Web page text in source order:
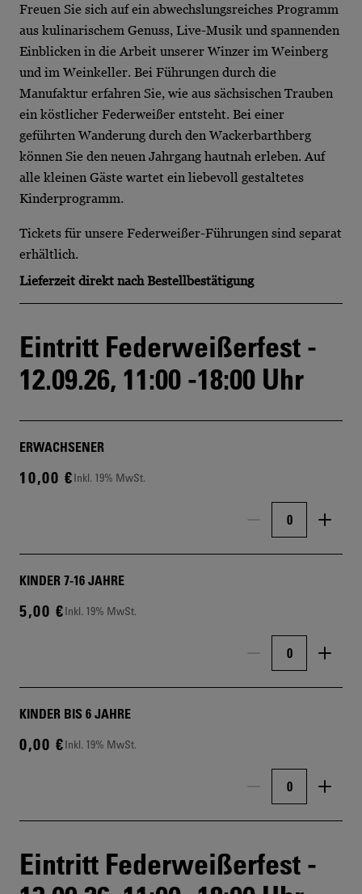
Freuen Sie sich auf ein abwechslungsreiches Programm
aus kulinarischem Genuss, Live-Musik und spannenden
Einblicken in die Arbeit unserer Winzer im Weinberg
und im Weinkeller. Bei Führungen durch die
Manufaktur erfahren Sie, wie aus sächsischen Trauben
ein köstlicher Federweißer entsteht. Bei einer
geführten Wanderung durch den Wackerbarthberg
können Sie den neuen Jahrgang hautnah erleben. Auf
alle kleinen Gäste wartet ein liebevoll gestaltetes
Kinderprogramm.
Tickets für unsere Federweißer-Führungen sind separat
erhältlich.
Lieferzeit direkt nach Bestellbestätigung
Eintritt Federweißerfest -
12.09.26, 11:00 -18:00 Uhr
ERWACHSENER
10,00 €Inkl. 19% MwSt.
KINDER 7-16 JAHRE
5,00 €Inkl. 19% MwSt.
KINDER BIS 6 JAHRE
0,00 €Inkl. 19% MwSt.
Eintritt Federweißerfest -